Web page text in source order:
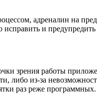
адреналин на
и
зрения работы
либо из-за
раз реже программных.